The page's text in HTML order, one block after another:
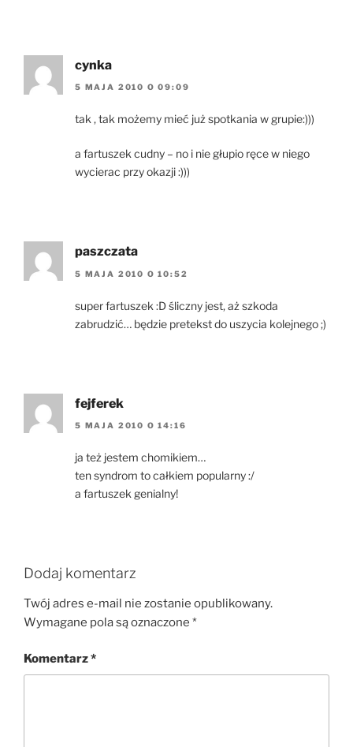
cynka
5 MAJA 2010 O 09:09
tak , tak możemy mieć już spotkania w grupie:)))
a fartuszek cudny – no i nie głupio ręce w niego
wycierac przy okazji :)))
paszczata
5 MAJA 2010 O 10:52
super fartuszek :D śliczny jest, aż szkoda
zabrudzić… będzie pretekst do uszycia kolejnego ;)
fejferek
5 MAJA 2010 O 14:16
ja też jestem chomikiem…
ten syndrom to całkiem popularny :/
a fartuszek genialny!
Dodaj komentarz
Twój adres e-mail nie zostanie opublikowany.
Wymagane pola są oznaczone *
Komentarz*